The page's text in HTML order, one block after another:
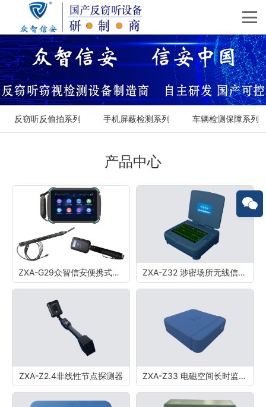
反窃听反偷拍系列 手机屏蔽检测系列 车辆检测保障系列
产品中心
ZXA-G29众智信安便携式防窃听窃照检测包 ZXA-Z32 涉密场所无线信号保密检测系统V1.0
ZXA-Z2.4非线性节点探测器 ZXA-Z33 电磁空间长时监测系统